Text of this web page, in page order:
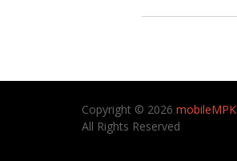
Copyright © 2026 mobileMPK
All Rights Reserved